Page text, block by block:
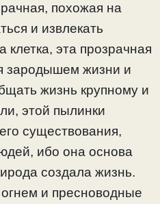
похожая на
и извлекать
эта прозрачная
зародышем жизни и
жизнь крупному и
этой пылинки
существования,
ибо она основа
создала жизнь.
и пресноводные